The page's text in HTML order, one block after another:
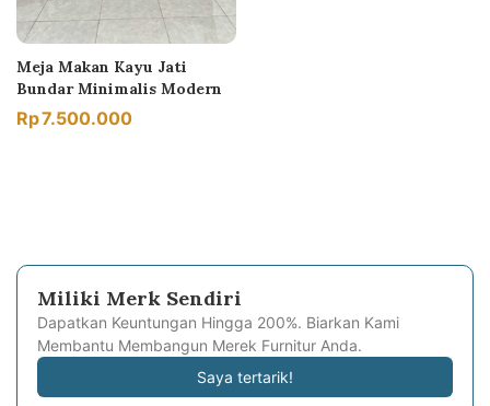
Meja Makan Kayu Jati
Bundar Minimalis Modern
Rp7.500.000
Miliki Merk Sendiri
Dapatkan Keuntungan Hingga 200%. Biarkan Kami
Membantu Membangun Merek Furnitur Anda.
Saya tertarik!